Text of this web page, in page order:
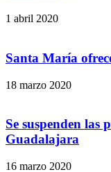
1 abril 2020
Santa María
18 marzo 2020
Se suspenden las
Guadalajara
16 marzo 2020